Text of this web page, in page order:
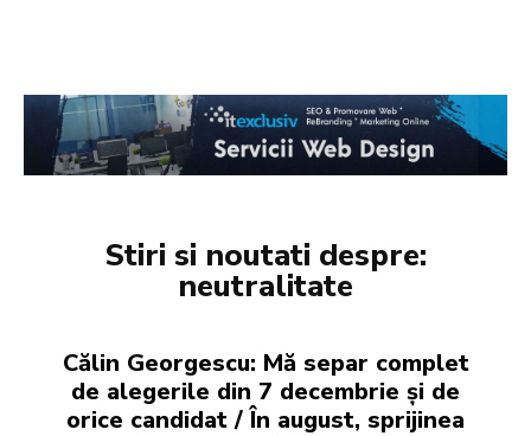
Stiri si noutati despre:
neutralitate
Călin Georgescu: Mă separ complet
de alegerile din 7 decembrie și de
orice candidat / În august, sprijinea